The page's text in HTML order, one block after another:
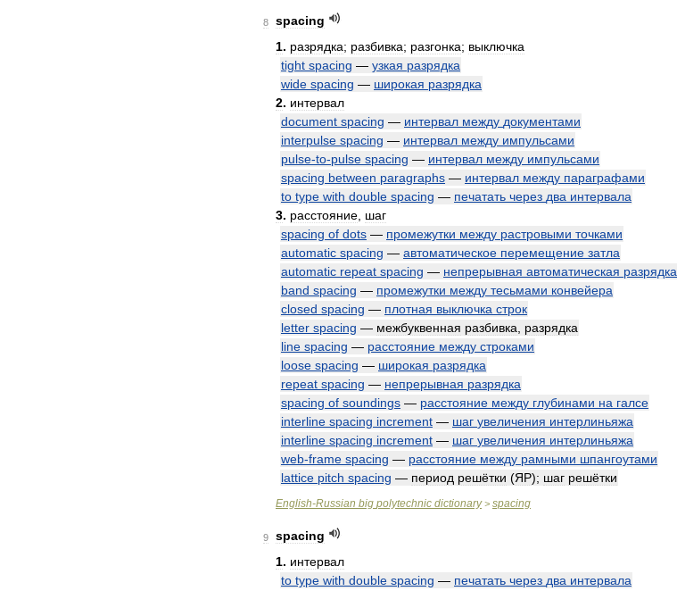
8
spacing
1. разрядка; разбивка; разгонка; выключка
tight spacing — узкая разрядка
wide spacing — широкая разрядка
2. интервал
document spacing — интервал между документами
interpulse spacing — интервал между импульсами
pulse-to-pulse spacing — интервал между импульсами
spacing between paragraphs — интервал между параграфами
to type with double spacing — печатать через два интервала
3. расстояние шаг
spacing of dots — промежутки между растровыми точками
automatic spacing — автоматическое перемещение затла
automatic repeat spacing — непрерывная автоматическая разрядка
band spacing — промежутки между тесьмами конвейера
closed spacing — плотная выключка строк
letter spacing — межбуквенная разбивка
разрядка
line spacing — расстояние между строками
loose spacing — широкая разрядка
repeat spacing — непрерывная разрядка
spacing of soundings — расстояние между глубинами на галсе
interline spacing increment — шаг увеличения интерлиньяжа
interline spacing increment — шаг увеличения интерлиньяжа
web-frame spacing — расстояние между рамными шпангоутами
lattice pitch spacing — период решётки (ЯР); шаг решётки
English-Russian big polytechnic dictionary> spacing
9
spacing
1. интервал
to type with double spacing — печатать через два интервала